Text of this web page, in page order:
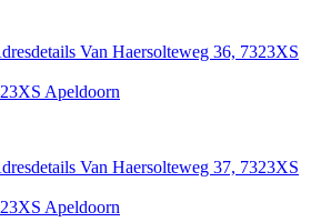
Van Haersolteweg 36, 7323XS
Apeldoorn
Van Haersolteweg 37, 7323XS
Apeldoorn